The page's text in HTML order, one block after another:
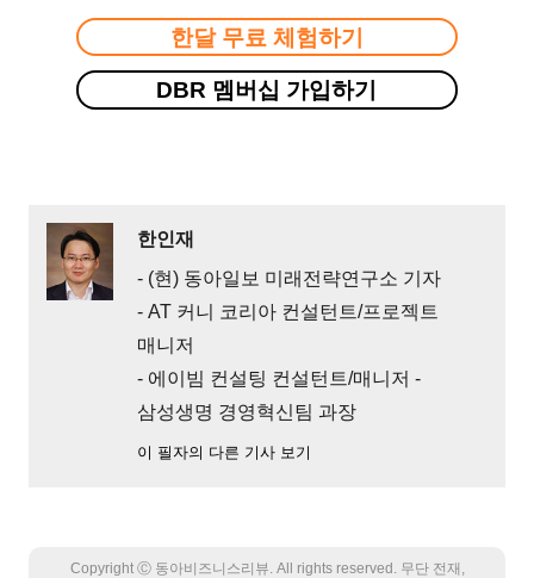
한달 무료 체험하기
DBR 멤버십 가입하기
한인재
- (현) 동아일보 미래전략연구소 기자
- AT 커니 코리아 컨설턴트/프로젝트
매니저
- 에이빔 컨설팅 컨설턴트/매니저 -
삼성생명 경영혁신팀 과장
이 필자의 다른 기사 보기
Copyright Ⓒ 동아비즈니스리뷰. All rights reserved. 무단 전재,